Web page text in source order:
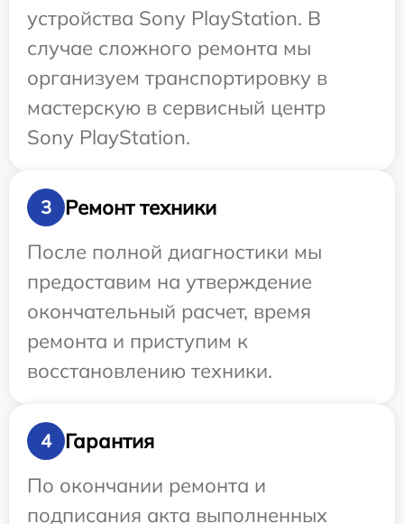
устройства Sony PlayStation. В
случае сложного ремонта мы
организуем транспортировку в
мастерскую в сервисный центр
Sony PlayStation.
3
Ремонт техники
После полной диагностики мы
предоставим на утверждение
окончательный расчет, время
ремонта и приступим к
восстановлению техники.
4
Гарантия
По окончании ремонта и
подписания акта выполненных